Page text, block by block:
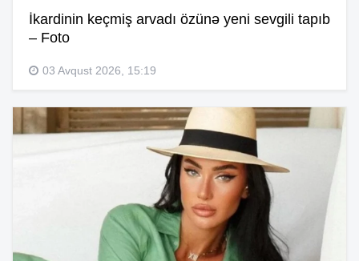
İkardinin keçmiş arvadı özünə yeni sevgili tapıb
– Foto
03 Avqust 2026, 15:19